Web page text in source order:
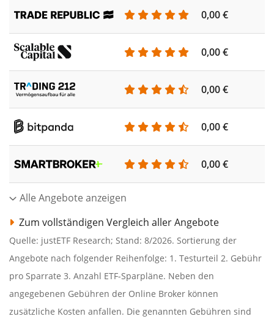
0,00 €
0,00 €
0,00 €
0,00 €
0,00 €
Alle Angebote anzeigen
Zum vollständigen Vergleich aller Angebote
Quelle: justETF Research; Stand: 8/2026. Sortierung der
Angebote nach folgender Reihenfolge: 1. Testurteil 2. Gebühr
pro Sparrate 3. Anzahl ETF-Sparpläne. Neben den
angegebenen Gebühren der Online Broker können
zusätzliche Kosten anfallen. Die genannten Gebühren sind